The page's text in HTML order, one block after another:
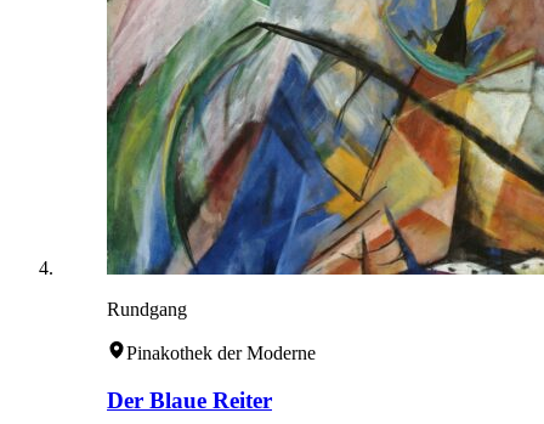
Rundgang
Pinakothek der Moderne
Der Blaue Reiter